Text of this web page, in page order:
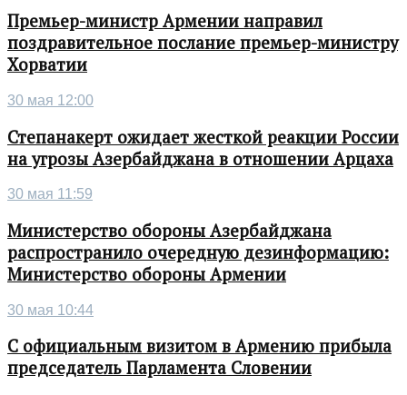
Премьер-министр Армении направил
поздравительное послание премьер-министру
Хорватии
30 мая 12:00
Степанакерт ожидает жесткой реакции России
на угрозы Азербайджана в отношении Арцаха
30 мая 11:59
Министерство обороны Азербайджана
распространило очередную дезинформацию:
Министерство обороны Армении
30 мая 10:44
С официальным визитом в Армению прибыла
председатель Парламента Словении